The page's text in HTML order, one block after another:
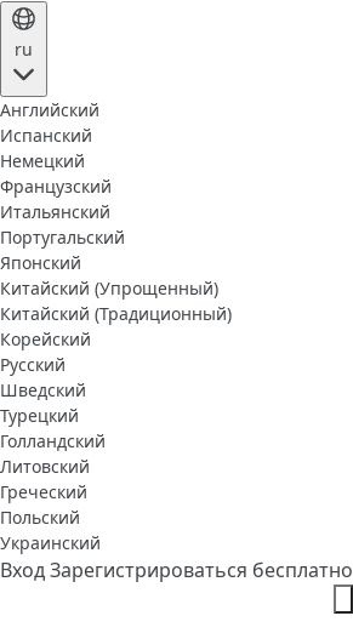
ru
Английский
Испанский
Немецкий
Французский
Итальянский
Португальский
Японский
Китайский (Упрощенный)
Китайский (Традиционный)
Корейский
Русский
Шведский
Турецкий
Голландский
Литовский
Греческий
Польский
Украинский
ВходЗарегистрироваться бесплатно